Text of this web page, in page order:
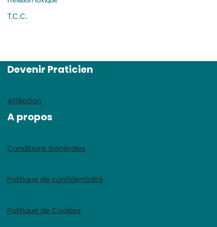
T.C.C.
Devenir Praticien
Affiliation
A propos
Conditions Générales
Politique de confidentialté
Politique de Cookies